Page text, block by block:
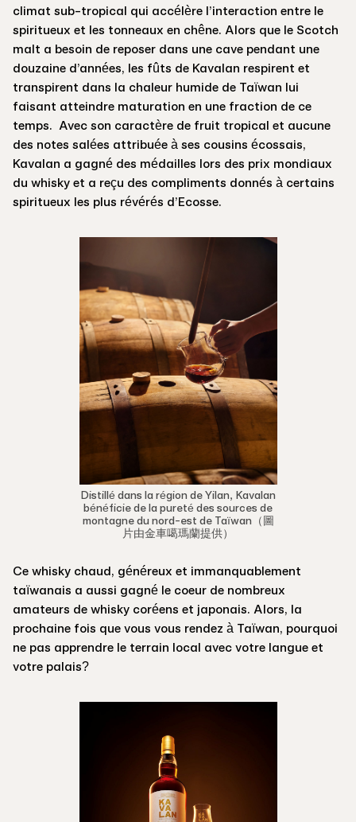
climat sub-tropical qui accélère l’interaction entre le
spiritueux et les tonneaux en chêne. Alors que le Scotch
malt a besoin de reposer dans une cave pendant une
douzaine d’années, les fûts de Kavalan respirent et
transpirent dans la chaleur humide de Taïwan lui
faisant atteindre maturation en une fraction de ce
temps. Avec son caractère de fruit tropical et aucune
des notes salées attribuée à ses cousins écossais,
Kavalan a gagné des médailles lors des prix mondiaux
du whisky et a reçu des compliments donnés à certains
spiritueux les plus révérés d’Ecosse.
Distillé dans la région de Yilan, Kavalan
bénéficie de la pureté des sources de
montagne du nord-est de Taïwan（圖
片由金車噶瑪蘭提供）
Ce whisky chaud, généreux et immanquablement
taïwanais a aussi gagné le coeur de nombreux
amateurs de whisky coréens et japonais. Alors, la
prochaine fois que vous vous rendez à Taïwan, pourquoi
ne pas apprendre le terrain local avec votre langue et
votre palais?